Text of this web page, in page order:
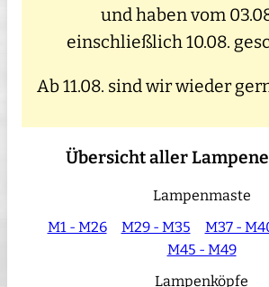
und haben vom
einschließlich 10.08.
Ab 11.08. sind wir wieder
Übersicht aller
Lampenmaste
M1 - M26
M29 - M35 M37 -
M45 - M49
Lampenköpfe